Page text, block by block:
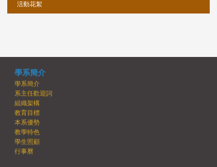
活動花絮
學系簡介
學系簡介
系主任歡迎詞
組織架構
教育目標
本系優勢
教學特色
學生照顧
行事曆